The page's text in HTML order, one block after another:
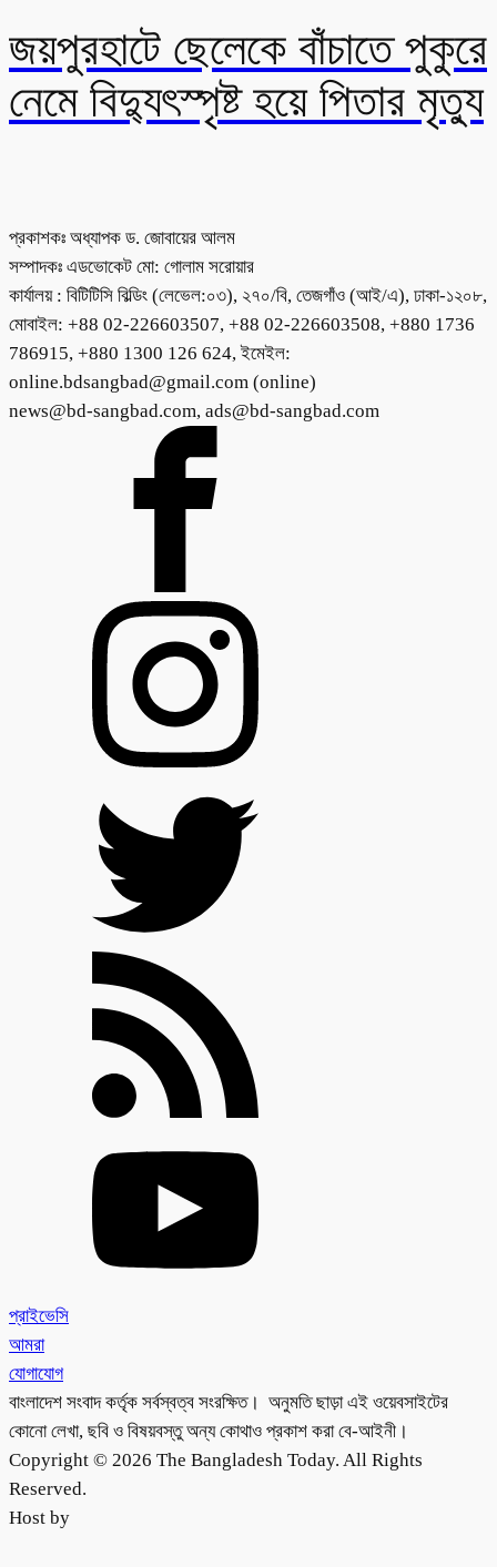
জয়পুরহাটে ছেলেকে বাঁচাতে পুকুরে
নেমে বিদ্যুৎস্পৃষ্ট হয়ে পিতার মৃত্যু
প্রকাশকঃ অধ্যাপক ড. জোবায়ের আলম
সম্পাদকঃ এডভোকেট মো: গোলাম সরোয়ার
কার্যালয় : বিটিটিসি বিল্ডিং (লেভেল:০৩), ২৭০/বি, তেজগাঁও (আই/এ), ঢাকা-১২০৮,
মোবাইল: +88 02-226603507, +88 02-226603508, +880 1736
786915, +880 1300 126 624, ইমেইল:
online.bdsangbad@gmail.com (online)
news@bd-sangbad.com, ads@bd-sangbad.com
প্রাইভেসি
আমরা
যোগাযোগ
বাংলাদেশ সংবাদ কর্তৃক সর্বস্বত্ব সংরক্ষিত। অনুমতি ছাড়া এই ওয়েবসাইটের
কোনো লেখা, ছবি ও বিষয়বস্তু অন্য কোথাও প্রকাশ করা বে-আইনী।
Copyright © 2026 The Bangladesh Today. All Rights
Reserved.
Host by